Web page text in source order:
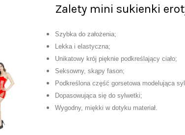
Zalety mini sukienki
Szybka do założenia;
Lekka i elastyczna;
Unikatowy krój pięknie podkreślający ciało;
Seksowny, skąpy fason;
Podkreślona część gorsetowa modelująca
Dopasowująca się do sylwetki;
Wygodny, miękki w dotyku materiał.